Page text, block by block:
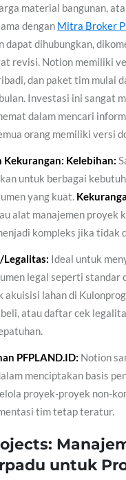
material bangunan,
dengan Mitra Broker
dapat dihubungkan,
revisi. Notion memiliki
dan paket tim mulai
Investasi ini sangat
dalam mencari
orang memiliki versi
Kekurangan: Kelebihan:
untuk berbagai
yang kuat.
alat manajemen proyek
kompleks jika tidak
Legalitas: Ideal untuk
legal seperti standar
akuisisi lahan di
atau daftar cek
PFPLAND.ID: Notion
menciptakan basis
proyek-proyek non-
tim tetap teratur.
untuk